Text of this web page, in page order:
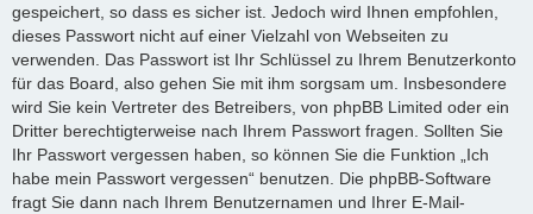
gespeichert, so dass es sicher ist. Jedoch wird Ihnen empfohlen,
dieses Passwort nicht auf einer Vielzahl von Webseiten zu
verwenden. Das Passwort ist Ihr Schlüssel zu Ihrem Benutzerkonto
für das Board, also gehen Sie mit ihm sorgsam um. Insbesondere
wird Sie kein Vertreter des Betreibers, von phpBB Limited oder ein
Dritter berechtigterweise nach Ihrem Passwort fragen. Sollten Sie
Ihr Passwort vergessen haben, so können Sie die Funktion „Ich
habe mein Passwort vergessen“ benutzen. Die phpBB-Software
fragt Sie dann nach Ihrem Benutzernamen und Ihrer E-Mail-